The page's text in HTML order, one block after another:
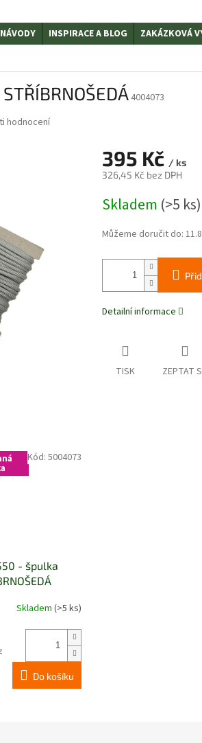
NÁVODY INSPIRACE A BLOG ZAKÁZKOVÁ
4004073
hodnocení
395 Kč / ks
326,45 Kč bez DPH
cena:
Skladem (>5 ks)
Můžeme doručit do:
Detailní informace
TISK ZEPTAT
- špulka
Skladem (>5 ks)
Do košíku
Kód: 5004073